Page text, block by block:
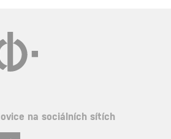
na sociálních sítích